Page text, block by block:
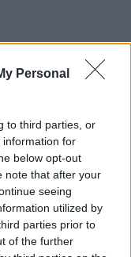
Personal
to third parties, or
information for
below opt-out
note that after your
seeing
utilized by
parties prior to
of the further